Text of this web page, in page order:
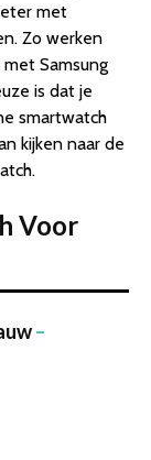
met
Zo werken
Samsung
is dat je
smartwatch
kijken naar de
Voor
–